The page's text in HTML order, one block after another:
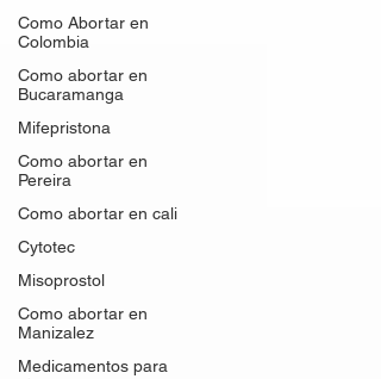
Como Abortar en
Colombia
Como abortar en
Bucaramanga
Mifepristona
Como abortar en
Pereira
Como abortar en cali
Cytotec
Misoprostol
Como abortar en
Manizalez
Medicamentos para